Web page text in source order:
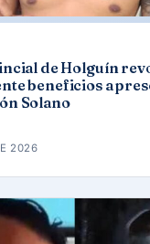
de Holguín
beneficios a
Solano
2026